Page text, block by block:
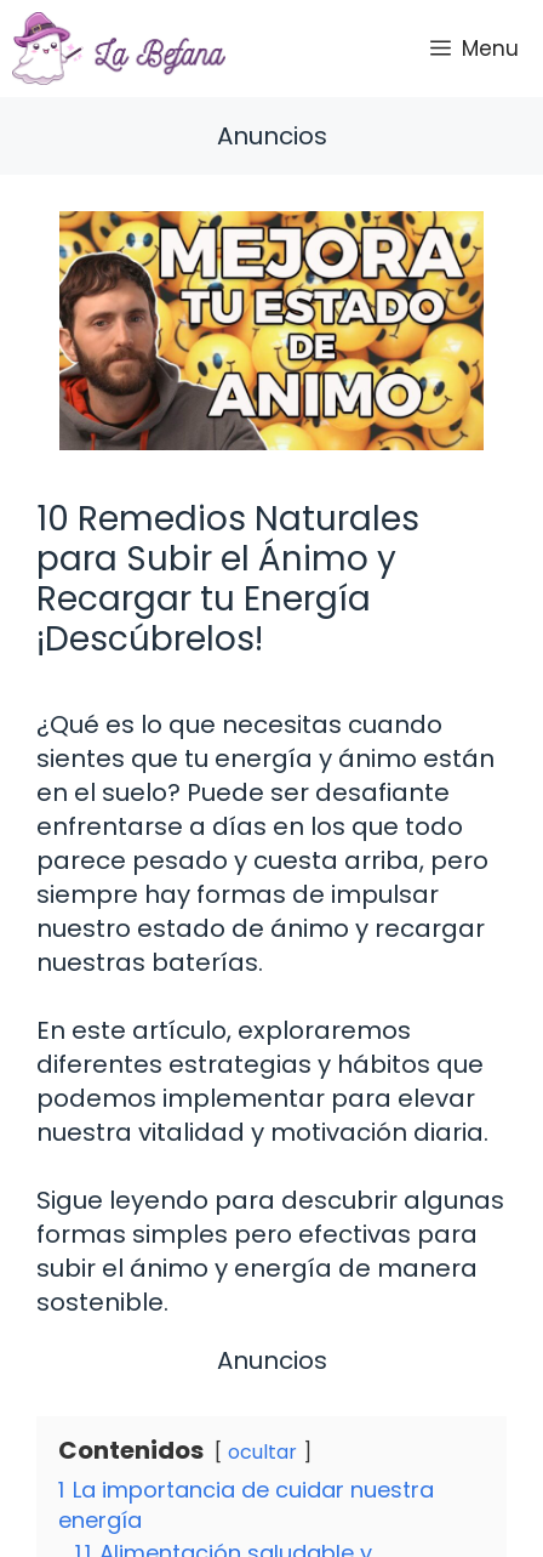
Saltar
al
contenido
Menu
Anuncios
10 Remedios Naturales
para Subir el Ánimo y
Recargar tu Energía
¡Descúbrelos!
¿Qué es lo que necesitas cuando
sientes que tu energía y ánimo están
en el suelo? Puede ser desafiante
enfrentarse a días en los que todo
parece pesado y cuesta arriba, pero
siempre hay formas de impulsar
nuestro estado de ánimo y recargar
nuestras baterías.
En este artículo, exploraremos
diferentes estrategias y hábitos que
podemos implementar para elevar
nuestra vitalidad y motivación diaria.
Sigue leyendo para descubrir algunas
formas simples pero efectivas para
subir el ánimo y energía de manera
sostenible.
Anuncios
Contenidos ocultar
1 La importancia de cuidar nuestra
energía